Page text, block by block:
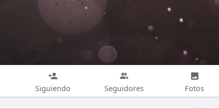
Siguiendo Seguidores Fotos